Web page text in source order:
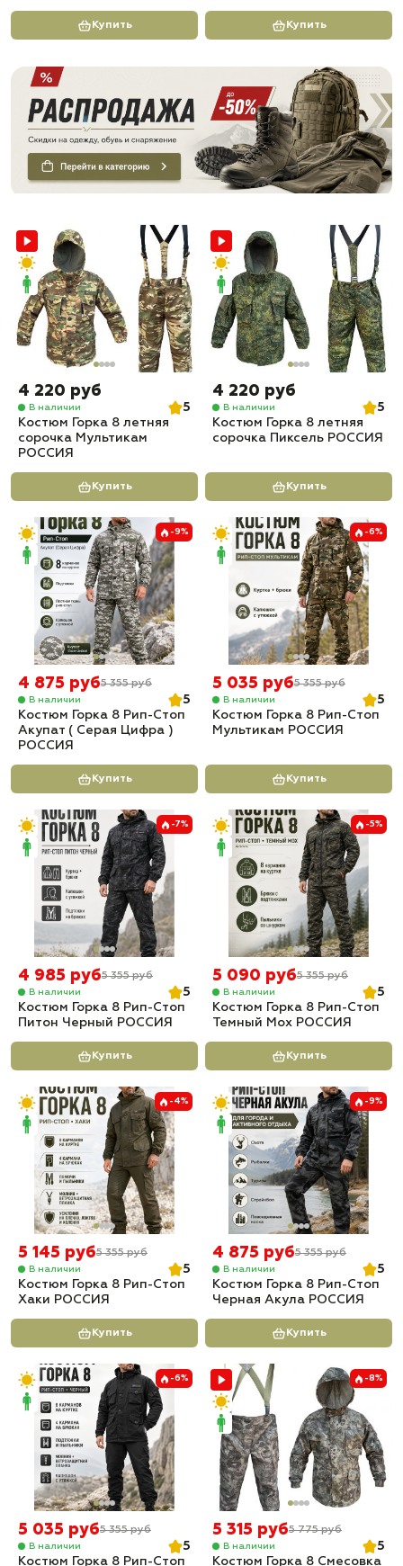
Купить Купить
4 220 руб
В наличии
5
Костюм Горка 8 летняя
сорочка Мультикам
РОССИЯ
Купить
4 220 руб
В наличии
5
Костюм Горка 8 летняя
сорочка Пиксель РОССИЯ
Купить
-9%
4 875 руб5 355 руб
В наличии
5
Костюм Горка 8 Рип-Стоп
Акупат ( Серая Цифра )
РОССИЯ
Купить
-6%
5 035 руб5 355 руб
В наличии
5
Костюм Горка 8 Рип-Стоп
Мультикам РОССИЯ
Купить
-7%
4 985 руб5 355 руб
В наличии
5
Костюм Горка 8 Рип-Стоп
Питон Черный РОССИЯ
Купить
-5%
5 090 руб5 355 руб
В наличии
5
Костюм Горка 8 Рип-Стоп
Темный Мох РОССИЯ
Купить
-4%
5 145 руб5 355 руб
В наличии
5
Костюм Горка 8 Рип-Стоп
Хаки РОССИЯ
Купить
-9%
4 875 руб5 355 руб
В наличии
5
Костюм Горка 8 Рип-Стоп
Черная Акула РОССИЯ
Купить
-6%
5 035 руб5 355 руб
В наличии
5
Костюм Горка 8 Рип-Стоп
-8%
5 315 руб5 775 руб
В наличии
5
Костюм Горка 8 Смесовка